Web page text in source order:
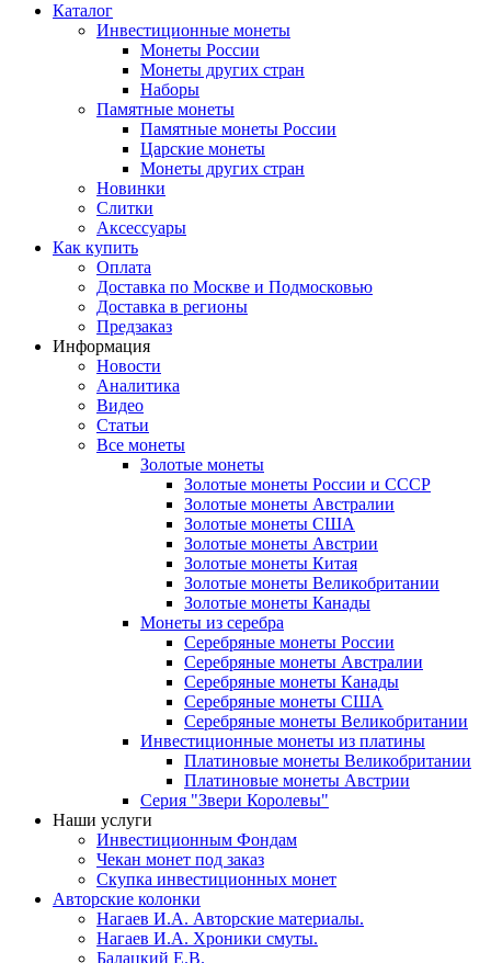
Каталог
Инвестиционные монеты
Монеты России
Монеты других стран
Наборы
Памятные монеты
Памятные монеты России
Царские монеты
Монеты других стран
Новинки
Слитки
Аксессуары
Как купить
Оплата
Доставка по Москве и Подмосковью
Доставка в регионы
Предзаказ
Информация
Новости
Аналитика
Видео
Статьи
Все монеты
Золотые монеты
Золотые монеты России и СССР
Золотые монеты Австралии
Золотые монеты США
Золотые монеты Австрии
Золотые монеты Китая
Золотые монеты Великобритании
Золотые монеты Канады
Монеты из серебра
Серебряные монеты России
Серебряные монеты Австралии
Серебряные монеты Канады
Серебряные монеты США
Серебряные монеты Великобритании
Инвестиционные монеты из платины
Платиновые монеты Великобритании
Платиновые монеты Австрии
Серия "Звери Королевы"
Наши услуги
Инвестиционным Фондам
Чекан монет под заказ
Скупка инвестиционных монет
Авторские колонки
Нагаев И.А. Авторские материалы.
Нагаев И.А. Хроники смуты.
Балацкий Е.В.